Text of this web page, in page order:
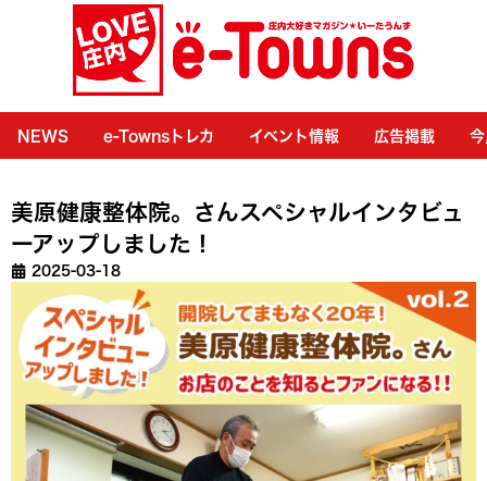
NEWS e-Townsトレカ イベント情報 広告掲載
美原健康整体院。さんスペシャルインタビュ
ーアップしました！
2025-03-18